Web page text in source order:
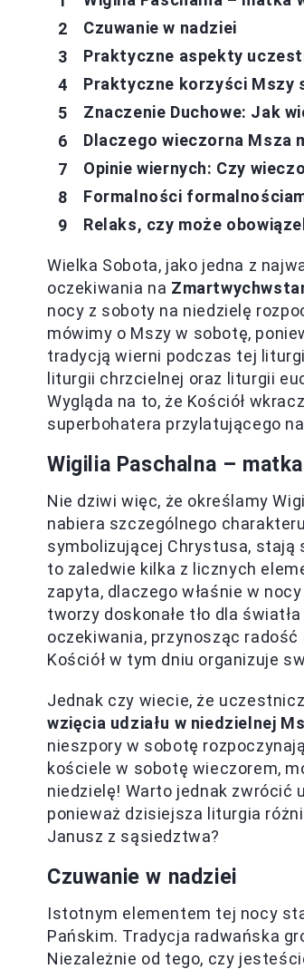
Czuwanie w nadziei
Praktyczne aspekty
Praktyczne korzyści Mszy
Znaczenie Duchowe: Jak
Dlaczego wieczorna Msza
Opinie wiernych: Czy
Formalności
Relaks, czy może
Wielka Sobota, jako jedna z
oczekiwania na
nocy z soboty na niedzielę
mówimy o Mszy w sobotę,
tradycją wierni podczas tej
liturgii chrzcielnej oraz liturgii
Wygląda na to, że Kościół
superbohatera przylatującego
Wigilia Paschalna –
Nie dziwi więc, że określamy
nabiera szczególnego
symbolizującej Chrystusa, stają
to zaledwie kilka z licznych
zapyta, dlaczego właśnie w
tworzy doskonałe tło dla
oczekiwania, przynosząc
Kościół w tym dniu organizuje
Jednak czy wiecie, że
wzięcia udziału w niedzielnej
nieszpory w sobotę
kościele w sobotę wieczorem,
niedzielę! Warto jednak zwrócić
ponieważ dzisiejsza liturgia
Janusz z sąsiedztwa?
Czuwanie w nadziei
Istotnym elementem tej nocy
Pańskim. Tradycja radwańska
Niezależnie od tego, czy